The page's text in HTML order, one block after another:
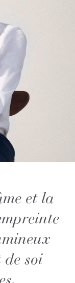
et la
soi